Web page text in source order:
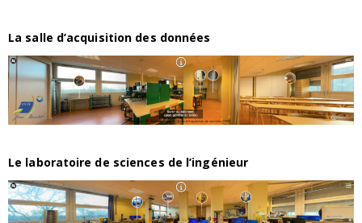
La salle d’acquisition des données
Le laboratoire de sciences de l’ingénieur